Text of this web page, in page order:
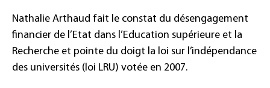
Nathalie Arthaud fait le constat du désengagement
financier de l’Etat dans l’Education supérieure et la
Recherche et pointe du doigt la loi sur l’indépendance
des universités (loi LRU) votée en 2007.